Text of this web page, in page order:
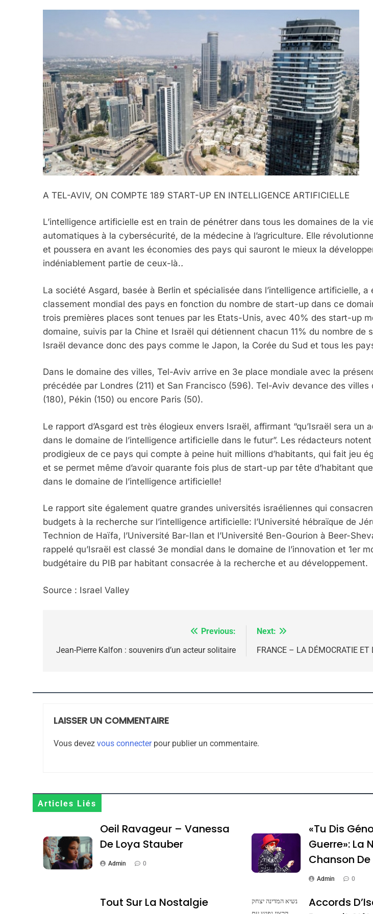
A TEL-AVIV, ON COMPTE 189 START-UP EN INTELLIGENCE ARTIFICIELLE
L’intelligence artificielle est en train de pénétrer dans tous les domaines de la
automatiques à la cybersécurité, de la médecine à l’agriculture. Elle
et poussera en avant les économies des pays qui sauront le mieux la
indéniablement partie de ceux-là..
La société Asgard, basée à Berlin et spécialisée dans l’intelligence artificielle, a
classement mondial des pays en fonction du nombre de start-up dans ce
trois premières places sont tenues par les Etats-Unis, avec 40% des start-up
domaine, suivis par la Chine et Israël qui détiennent chacun 11% du nombre de
Israël devance donc des pays comme le Japon, la Corée du Sud et tous les
Dans le domaine des villes, Tel-Aviv arrive en 3e place mondiale avec la
précédée par Londres (211) et San Francisco (596). Tel-Aviv devance des
(180), Pékin (150) ou encore Paris (50).
Le rapport d’Asgard est très élogieux envers Israël, affirmant “qu’Israël sera un
dans le domaine de l’intelligence artificielle dans le futur”. Les rédacteurs
prodigieux de ce pays qui compte à peine huit millions d’habitants, qui fait jeu
et se permet même d’avoir quarante fois plus de start-up par tête d’habitant
dans le domaine de l’intelligence artificielle!
Le rapport site également quatre grandes universités israéliennes qui
budgets à la recherche sur l’intelligence artificielle: l’Université hébraïque de
Technion de Haïfa, l’Université Bar-Ilan et l’Université Ben-Gourion à Beer-
rappelé qu’Israël est classé 3e mondial dans le domaine de l’innovation et 1er
budgétaire du PIB par habitant consacrée à la recherche et au développement.
Source : Israel Valley
de
Previous:
Jean-Pierre Kalfon : souvenirs d’un acteur solitaire
Next:
FRANCE – LA DÉMOCRATIE ET
LAISSER UN COMMENTAIRE
Vous devez vous connecterpour publier un commentaire.
Articles Liés
Oeil Ravageur – Vanessa
De Loya Stauber
Admin 0
«Tu Dis
Guerre»: La
Chanson
Admin 0
Tout Sur La Nostalgie
נשיא המדינה יצחק
Accords
2025, L’année La Plus Meurtrière Selon Le Rapport
FRANCE ISRAÉL
FIÈRE, DIGNE ET RÉSILIENTE : POURQUOI JE
Dvir
ISRAÉL JUDAISME
CE QUI NOUS MANQUE – Jacques Hadida
Terroir